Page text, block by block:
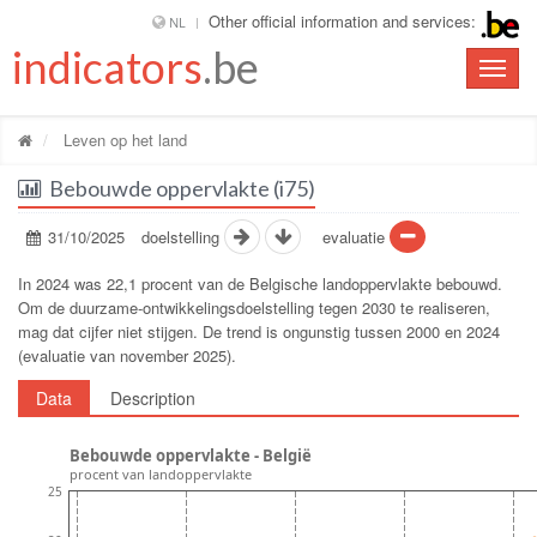
NL Other official information and services:
Toggle
indicators.be
Leven op het land
Bebouwde oppervlakte (i75)
31/10/2025 doelstelling evaluatie
In 2024 was 22,1 procent van de Belgische landoppervlakte bebouwd.
Om de duurzame-ontwikkelingsdoelstelling tegen 2030 te realiseren,
mag dat cijfer niet stijgen. De trend is ongunstig tussen 2000 en 2024
(evaluatie van november 2025).
Data Description
25
Bebouwde oppervlakte - België
procent van landoppervlakte